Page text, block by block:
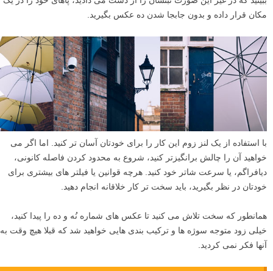
برای یک تمرین اضافی، سعی کنید چند احساس مختلف را تنها با جابجا کردن
سوژه خود در انواع مختلف نور ثبت کنید. شما باید کم کم به این حقیقت
برسید که مغز ما انواع مختلف نور را به شیوه های مختلف تفسیر می کند.
شما می توانید از این دانش برای انتقال احساسات و عواطف بیشتر در آینده
استفاده کنید، که توانایی داستان سرایی شما را بهبود می بخشد.
آموزش های مرتبط:
آموزش عکاسی پرتره احساسی کم نور با نور طبیعی (۳ نکته سریع)
آموزش های مرتبط با «نور طبیعی» لنزک
۹
پیدا کردن یک عکس عالی اغلب سخت تر از گرفتن آن است! برای این که
خودتان را به چالش بکشید تا صحنه ها و فرصت های عکاسی بلقوه ای را